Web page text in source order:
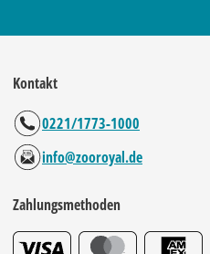
Kontakt
0221/1773-1000
info@zooroyal.de
Zahlungsmethoden